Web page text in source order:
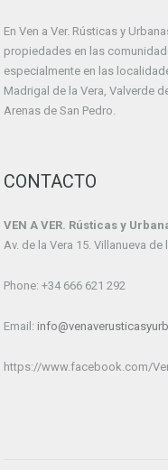
En Ven a Ver. Rústicas y
propiedades en las
especialmente en las
Madrigal de la Vera, Valverde
Arenas de San Pedro.
CONTACTO
VEN A VER. Rústicas y
Av. de la Vera 15. Villanueva de
Phone: +34 666 621 292
Email:
https://www.facebook.com/